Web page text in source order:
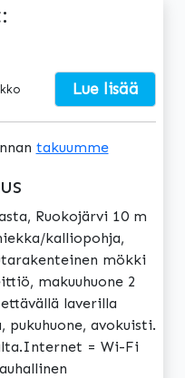
Lue lisää
takuumme
Ruokojärvi 10 m
kalliopohja,
mökki
makuuhuone 2
laverilla
pukuhuone, avokuisti.
= Wi-Fi